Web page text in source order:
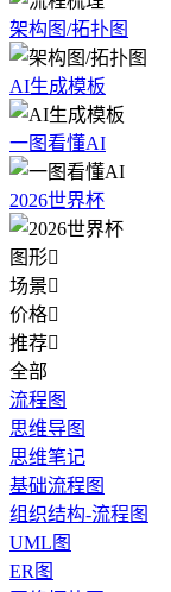
架构图/拓扑图
AI生成模板
一图看懂AI
2026世界杯
图形
场景
价格
推荐
全部
流程图
思维导图
思维笔记
基础流程图
组织结构-流程图
UML图
ER图